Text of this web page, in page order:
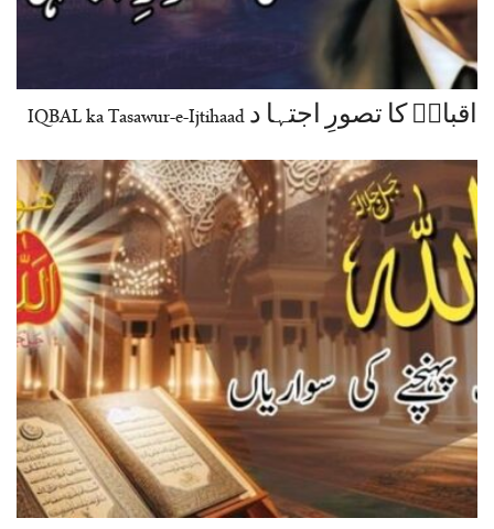
اقبالؒ کا تصورِ اجتہا د IQBAL ka Tasawur-e-Ijtihaad